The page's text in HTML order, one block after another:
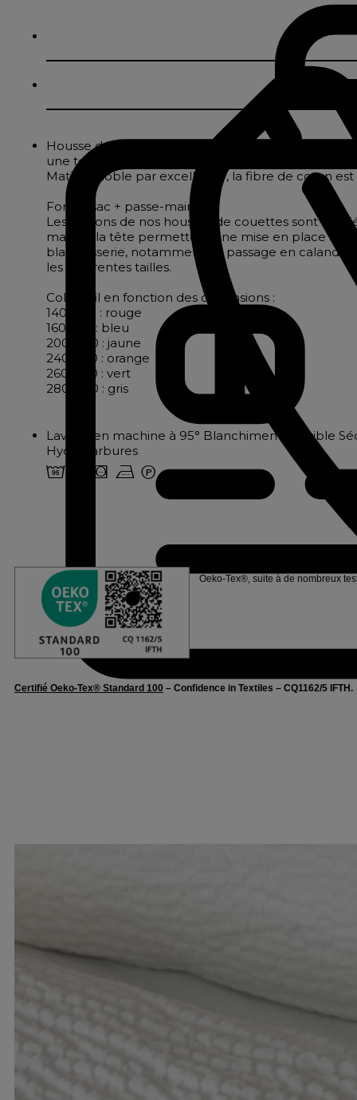
Housse de couette en percale pur coton.
une tenue parfaite.
Matière noble par excellence, la fibre de coton
Forme sac + passe-mains
Les finitions de nos housses de couettes sont
mains à la tête permettent une mise en place
blanchisserie, notamment au passage en
les différentes tailles.
Coloris fil en fonction des dimensions :
140x200 : rouge
160x210 : bleu
200x200 : jaune
240x220 : orange
260x240 : vert
280x240 : gris
Lavage en machine à 95° Blanchiment possible
Hydrocarbures
2 u a v W
Oeko-Tex®, suite à de nombreux
Certifié Oeko-Tex® Standard 100 – Confidence in Textiles – CQ1162/5 IFTH.